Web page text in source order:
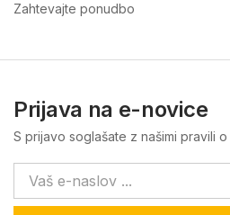
Zahtevajte ponudbo
Prijava na e-novice
S prijavo soglašate z našimi pravili o